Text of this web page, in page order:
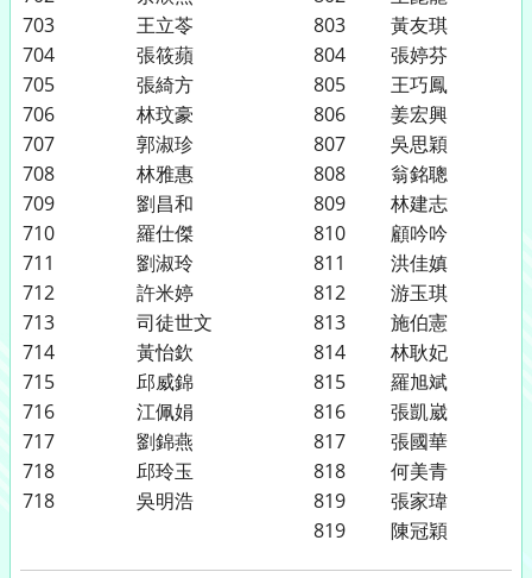
703
王立苓 803
黃友琪
704
張筱蘋 804
張婷芬
705
張綺方 805
王巧鳳
706
林玟豪 806
姜宏興
707
郭淑珍 807
吳思穎
708
林雅惠 808
翁銘聰
709
劉昌和 809
林建志
710
羅仕傑 810
顧吟吟
711
劉淑玲 811
洪佳嫃
712
許米婷 812
游玉琪
713
司徒世文 813
施伯憲
714
黃怡欽 814
林耿妃
715
邱威錦 815
羅旭斌
716
江佩娟 816
張凱崴
717
劉錦燕 817
張國華
718
邱玲玉 818
何美青
718
吳明浩 819
張家瑋
819
陳冠穎